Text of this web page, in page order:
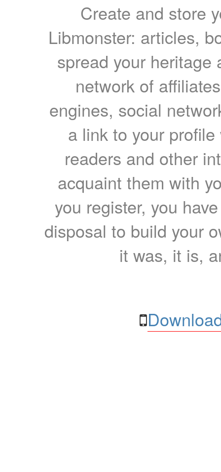
Create and store
Libmonster: articles,
spread your heritage
network of
engines, social
a link to your
readers and other
acquaint them with
you register, you
disposal to build your
it was, it is,